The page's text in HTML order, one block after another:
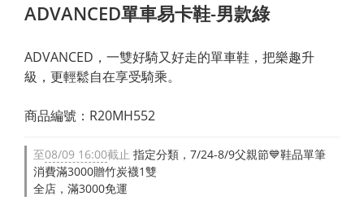
ADVANCED單車易卡鞋-男款綠
ADVANCED，一雙好騎又好走的單車鞋，把樂趣升
級，更輕鬆自在享受騎乘。
商品編號：R20MH552
至08/09 16:00截止 指定分類，7/24-8/9父親節💙鞋品單筆
消費滿3000贈竹炭襪1雙
全店，滿3000免運